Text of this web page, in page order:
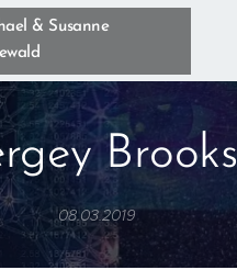
& Susanne
Brooks
08.03.2019